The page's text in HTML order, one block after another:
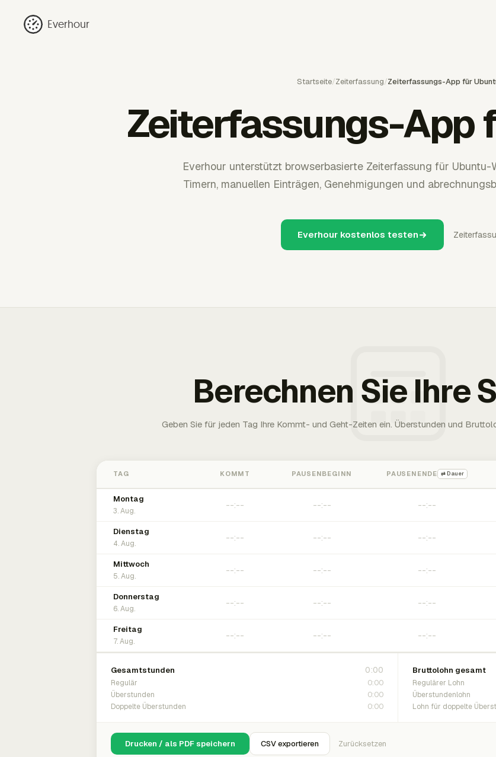
Everhour
Startseite/Zeiterfassung/Zeiterfassungs-App für
Zeiterfassungs-App
Everhour unterstützt browserbasierte Zeiterfassung für
Timern, manuellen Einträgen, Genehmigungen und
Everhour kostenlos testen
Berechnen Sie Ihre
Geben Sie für jeden Tag Ihre Kommt- und Geht-Zeiten ein. Überstunden und
TAG KOMMT PAUSENBEGINN PAUSENENDE ⇄ Dauer
Montag
3. Aug.
Dienstag
4. Aug.
Mittwoch
5. Aug.
Donnerstag
6. Aug.
Freitag
7. Aug.
Gesamtstunden 0:00
Regulär 0:00
Überstunden 0:00
Doppelte Überstunden 0:00
Bruttolohn gesamt
Regulärer Lohn
Überstundenlohn
Lohn für doppelte
Drucken / als PDF speichern CSV exportieren Zurücksetzen